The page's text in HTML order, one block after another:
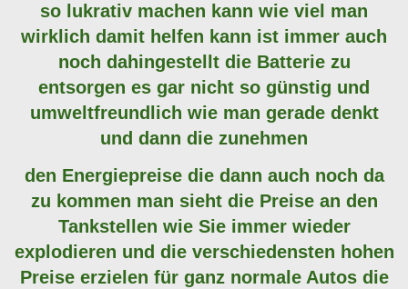
so lukrativ machen kann wie viel man
wirklich damit helfen kann ist immer auch
noch dahingestellt die Batterie zu
entsorgen es gar nicht so günstig und
umweltfreundlich wie man gerade denkt
und dann die zunehmen
den Energiepreise die dann auch noch da
zu kommen man sieht die Preise an den
Tankstellen wie Sie immer wieder
explodieren und die verschiedensten hohen
Preise erzielen für ganz normale Autos die